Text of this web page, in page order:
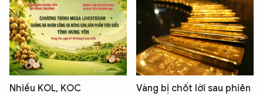
Nhiều KOL, KOC
Vàng bị chốt lời sau phiên